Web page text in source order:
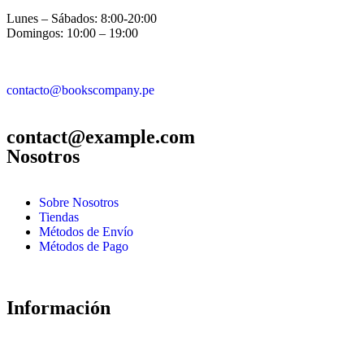
Lunes – Sábados: 8:00-20:00
Domingos: 10:00 – 19:00
contacto@bookscompany.pe
contact@example.com
Nosotros
Sobre Nosotros
Tiendas
Métodos de Envío
Métodos de Pago
Información